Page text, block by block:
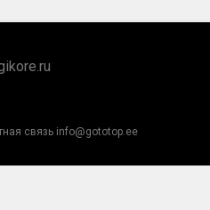
связь info@gototop.ee